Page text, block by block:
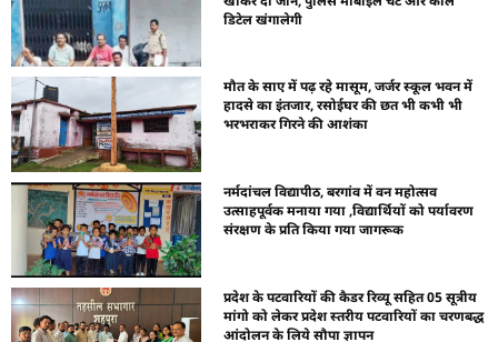
डिटेल खंगालेगी
मौत के साए में पढ़ रहे मासूम, जर्जर स्कूल भवन में
हादसे का इंतजार, रसोईघर की छत भी कभी भी
भरभराकर गिरने की आशंका
नर्मदांचल विद्यापीठ, बरगांव में वन महोत्सव
उत्साहपूर्वक मनाया गया ,विद्यार्थियों को पर्यावरण
संरक्षण के प्रति किया गया जागरूक
प्रदेश के पटवारियों की कैडर रिव्यू सहित 05 सूत्रीय
मांगो को लेकर प्रदेश स्तरीय पटवारियों का चरणबद्ध
आंदोलन के लिये सौपा ज्ञापन